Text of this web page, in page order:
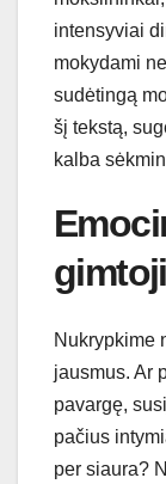
intensyviai
mokydami
sudėtingą
šį tekstą,
kalba
Nukrypkime
jausmus. Ar
pavargę,
pačius
per siaura?